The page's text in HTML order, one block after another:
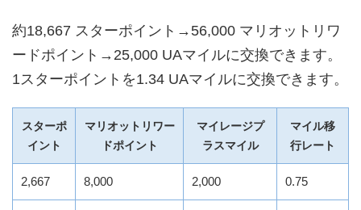
約18,667 スターポイント→56,000 マリオットリワ
ードポイント→25,000 UAマイルに交換できます。
1スターポイントを1.34 UAマイルに交換できます。
スターポ
イント
マリオットリワー
ドポイント
マイレージプ
ラスマイル
マイル移
行レート
2,667 8,000 2,000 0.75